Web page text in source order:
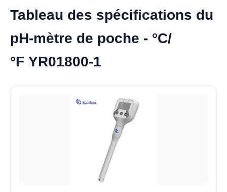
Tableau des spécifications du
pH-mètre de poche - °C/
°F YR01800-1